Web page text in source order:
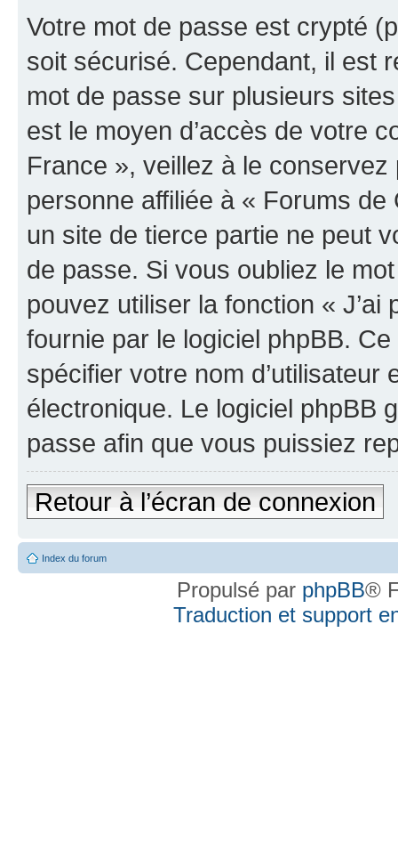
Votre mot de passe est crypté
soit sécurisé. Cependant, il est
mot de passe sur plusieurs
est le moyen d’accès de votre
France », veillez à le
personne affiliée à « Forums
un site de tierce partie ne peut
de passe. Si vous oubliez le
pouvez utiliser la fonction «
fournie par le logiciel phpBB.
spécifier votre nom
électronique. Le logiciel phpBB
passe afin que vous puissiez
Retour à l’écran de connexion
Index du forum
Propulsé par phpBB®
Traduction et support